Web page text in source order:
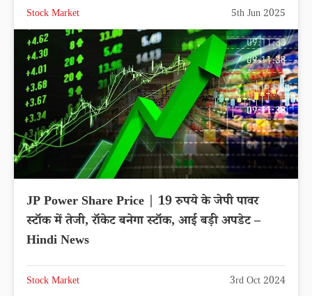
Stock Market 5th Jun 2025
JP Power Share Price | 19 रुपये के जेपी पावर
स्टॉक में तेजी, रॉकेट बनेगा स्टॉक, आई बड़ी अपडेट –
Hindi News
Stock Market 3rd Oct 2024